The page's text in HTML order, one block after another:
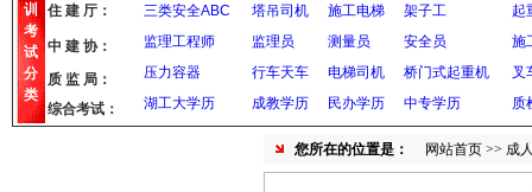
训
考
试
分
类
三类安全ABC
塔吊司机 施工电梯 架子工
起
监理工程师
监理员 测量员 安全员
施
压力容器
行车天车 电梯司机 桥门式起重机
叉
湖工大学历
成教学历 民办学历 中专学历 质
住 建 厅：
中 建 协：
质 监 局：
综合考试：
您所在的位置是： 网站首页 >> 成